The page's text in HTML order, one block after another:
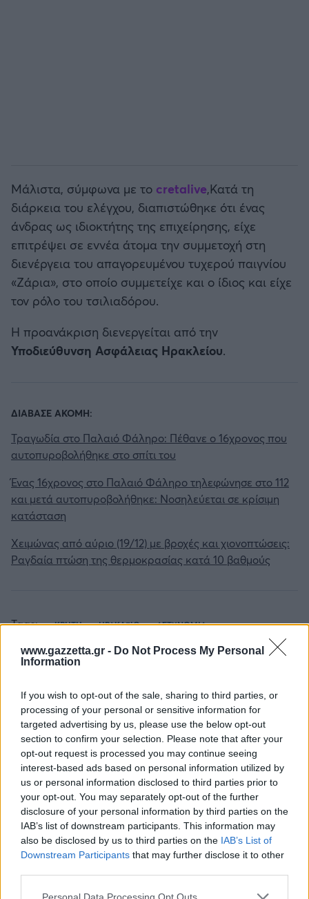
www.gazzetta.gr - Do Not Process My Personal
Information
If you wish to opt-out of the sale, sharing to third parties, or
processing of your personal or sensitive information for
targeted advertising by us, please use the below opt-out
section to confirm your selection. Please note that after your
opt-out request is processed you may continue seeing
interest-based ads based on personal information utilized by
us or personal information disclosed to third parties prior to
your opt-out. You may separately opt-out of the further
disclosure of your personal information by third parties on the
IAB’s list of downstream participants. This information may
also be disclosed by us to third parties on the IAB’s List of
Downstream Participants that may further disclose it to other
Please note that this website/app uses one or more Google
Personal Data Processing Opt Outs
Παρί Σεν Ζερμέν
Μάλιστα, σύμφωνα με το cretalive,Κατά τη
διάρκεια του ελέγχου, διαπιστώθηκε ότι ένας
άνδρας ως ιδιοκτήτης της επιχείρησης, είχε
επιτρέψει σε εννέα άτομα την συμμετοχή στη
διενέργεια του απαγορευμένου τυχερού παιγνίου
«Ζάρια», στο οποίο συμμετείχε και ο ίδιος και είχε
τον ρόλο του τσιλιαδόρου.
Η προανάκριση διενεργείται από την
Υποδιεύθυνση Ασφάλειας Ηρακλείου.
ΔΙΑΒΑΣΕ ΑΚΟΜΗ:
Τραγωδία στο Παλαιό Φάληρο: Πέθανε ο 16χρονος που
αυτοπυροβολήθηκε στο σπίτι του
Ένας 16χρονος στο Παλαιό Φάληρο τηλεφώνησε στο 112
και μετά αυτοπυροβολήθηκε: Νοσηλεύεται σε κρίσιμη
κατάσταση
Χειμώνας από αύριο (19/12) με βροχές και χιονοπτώσεις:
Ραγδαία πτώση της θερμοκρασίας κατά 10 βαθμούς
Tags: ΚΡΗΤΗ ΗΡΑΚΛΕΙΟ ΑΣΤΥΝΟΜΙΑ
Για να προσθέσεις το σχόλιο
σου πρέπει να συνδεθείς
στο my gazzetta!
Εγγραφή Σύνδεση
Συνδέσου και κάνε το πρώτο σχόλιο...